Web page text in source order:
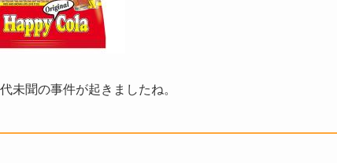
未聞の事件が起きましたね。